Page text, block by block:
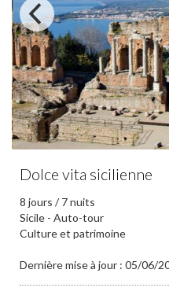
Dolce vita sicilienne
8 jours / 7 nuits
Sicile - Auto-tour
Culture et patrimoine
Dernière mise à jour : 05/06/